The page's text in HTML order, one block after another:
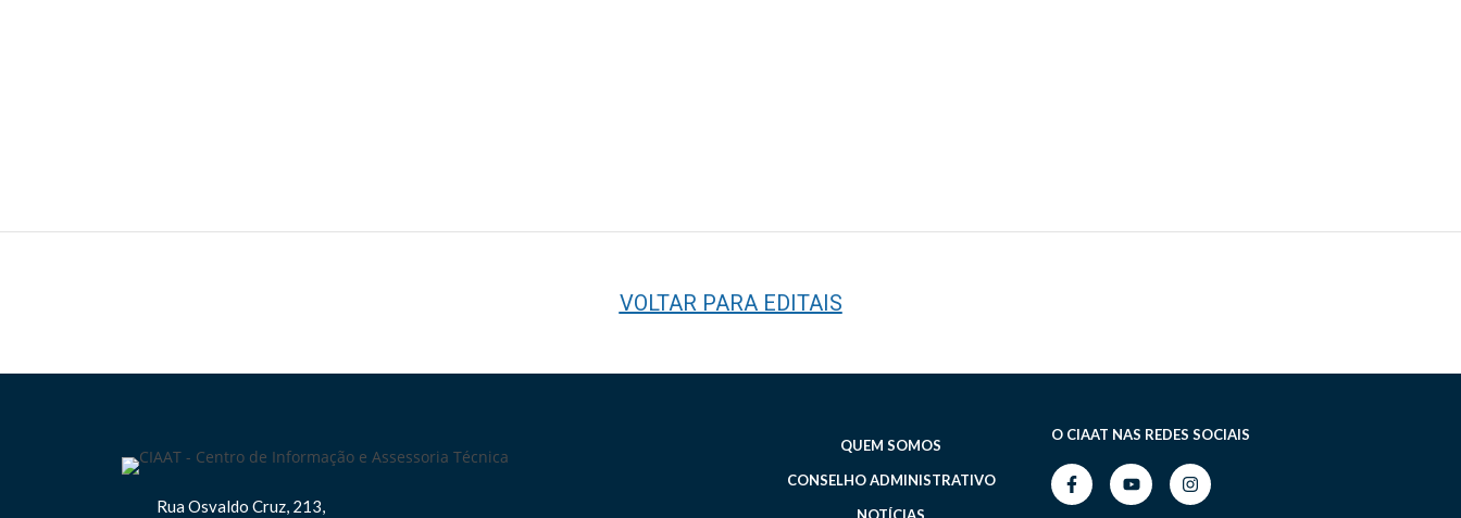
VOLTAR PARA EDITAIS
Rua Osvaldo Cruz, 213,
QUEM SOMOS
CONSELHO ADMINISTRATIVO
O CIAAT NAS REDES SOCIAIS